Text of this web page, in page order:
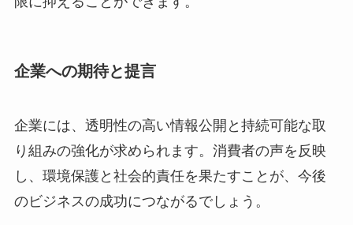
企業への期待と提言
企業には、透明性の高い情報公開と持続可能な取
り組みの強化が求められます。消費者の声を反映
し、環境保護と社会的責任を果たすことが、今後
のビジネスの成功につながるでしょう。